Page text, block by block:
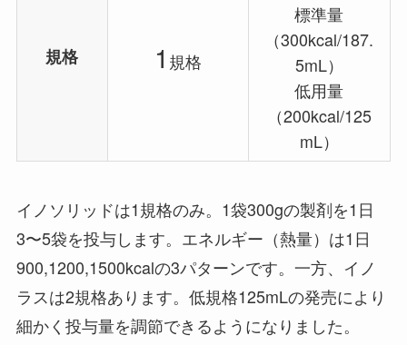
規格 1 規格
標準量
（300kcal/187.
5mL）
低用量
（200kcal/125
mL）
イノソリッドは1規格のみ。1袋300gの製剤を1日
3〜5袋を投与します。エネルギー（熱量）は1日
900,1200,1500kcalの3パターンです。一方、イノ
ラスは2規格あります。低規格125mLの発売により
細かく投与量を調節できるようになりました。